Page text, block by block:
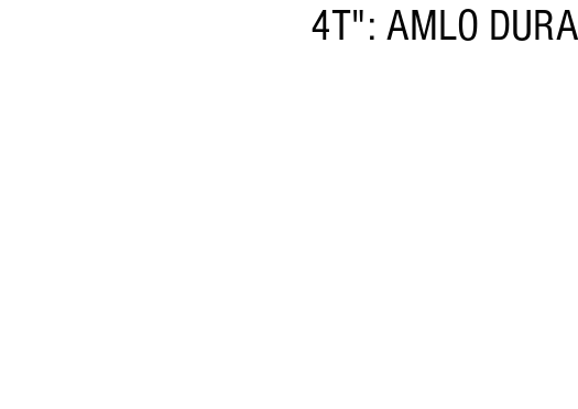
INTERNACIONAL
4T": AMLO